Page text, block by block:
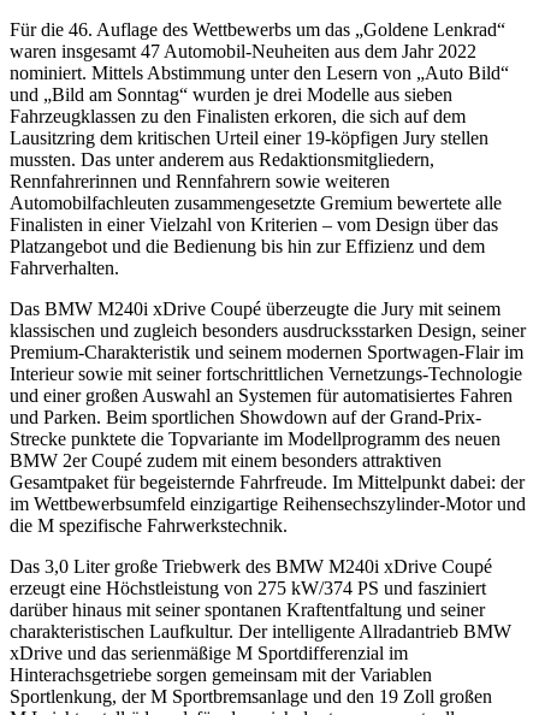
Für die 46. Auflage des Wettbewerbs um das „Goldene Lenkrad“
waren insgesamt 47 Automobil-Neuheiten aus dem Jahr 2022
nominiert. Mittels Abstimmung unter den Lesern von „Auto Bild“
und „Bild am Sonntag“ wurden je drei Modelle aus sieben
Fahrzeugklassen zu den Finalisten erkoren, die sich auf dem
Lausitzring dem kritischen Urteil einer 19-köpfigen Jury stellen
mussten. Das unter anderem aus Redaktionsmitgliedern,
Rennfahrerinnen und Rennfahrern sowie weiteren
Automobilfachleuten zusammengesetzte Gremium bewertete alle
Finalisten in einer Vielzahl von Kriterien – vom Design über das
Platzangebot und die Bedienung bis hin zur Effizienz und dem
Fahrverhalten.
Das BMW M240i xDrive Coupé überzeugte die Jury mit seinem
klassischen und zugleich besonders ausdrucksstarken Design, seiner
Premium-Charakteristik und seinem modernen Sportwagen-Flair im
Interieur sowie mit seiner fortschrittlichen Vernetzungs-Technologie
und einer großen Auswahl an Systemen für automatisiertes Fahren
und Parken. Beim sportlichen Showdown auf der Grand-Prix-
Strecke punktete die Topvariante im Modellprogramm des neuen
BMW 2er Coupé zudem mit einem besonders attraktiven
Gesamtpaket für begeisternde Fahrfreude. Im Mittelpunkt dabei: der
im Wettbewerbsumfeld einzigartige Reihensechszylinder-Motor und
die M spezifische Fahrwerkstechnik.
Das 3,0 Liter große Triebwerk des BMW M240i xDrive Coupé
erzeugt eine Höchstleistung von 275 kW/374 PS und fasziniert
darüber hinaus mit seiner spontanen Kraftentfaltung und seiner
charakteristischen Laufkultur. Der intelligente Allradantrieb BMW
xDrive und das serienmäßige M Sportdifferenzial im
Hinterachsgetriebe sorgen gemeinsam mit der Variablen
Sportlenkung, der M Sportbremsanlage und den 19 Zoll großen